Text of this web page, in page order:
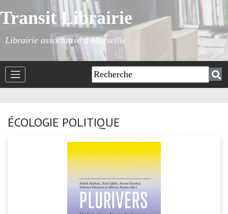
Transit Librairie
Librairie associative à Marseille
ÉCOLOGIE POLITIQUE